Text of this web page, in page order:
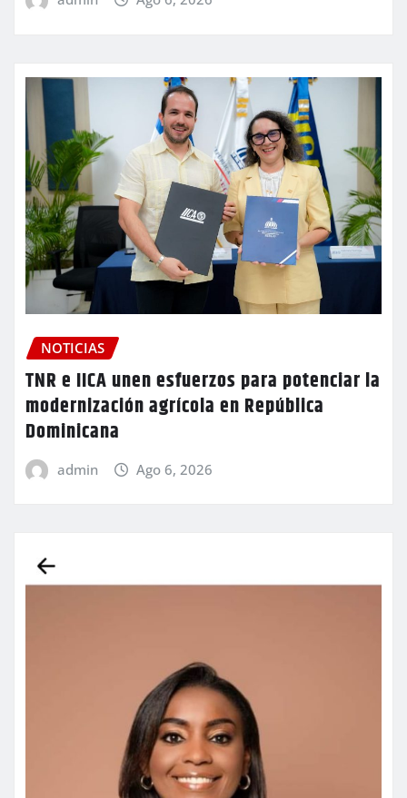
NOTICIAS
TNR e IICA unen esfuerzos para potenciar la
modernización agrícola en República
Dominicana
admin Ago 6, 2026